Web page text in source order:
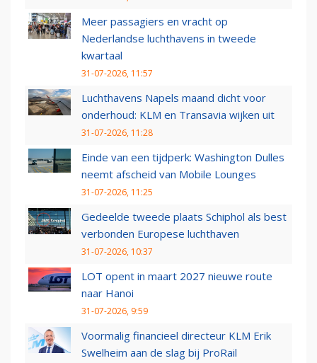
Meer passagiers en vracht op
Nederlandse luchthavens in tweede
kwartaal
31-07-2026, 11:57
Luchthavens Napels maand dicht voor
onderhoud: KLM en Transavia wijken uit
31-07-2026, 11:28
Einde van een tijdperk: Washington Dulles
neemt afscheid van Mobile Lounges
31-07-2026, 11:25
Gedeelde tweede plaats Schiphol als best
verbonden Europese luchthaven
31-07-2026, 10:37
LOT opent in maart 2027 nieuwe route
naar Hanoi
31-07-2026, 9:59
Voormalig financieel directeur KLM Erik
Swelheim aan de slag bij ProRail